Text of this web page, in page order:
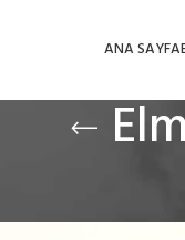
ANA SAYFA